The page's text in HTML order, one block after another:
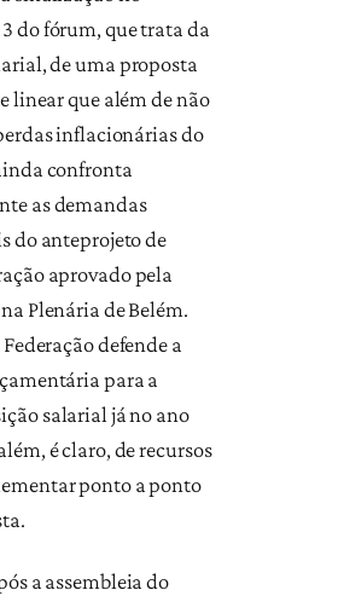
do fórum, que trata da
de uma proposta
linear que além de não
inflacionárias do
confronta
as demandas
do anteprojeto de
aprovado pela
Plenária de Belém.
Federação defende a
para a
salarial já no ano
é claro, de recursos
ponto a ponto
a assembleia do